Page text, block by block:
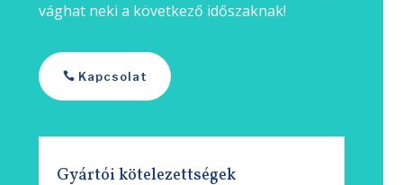
vághat neki a következő időszaknak!
Kapcsolat
Gyártói kötelezettségek